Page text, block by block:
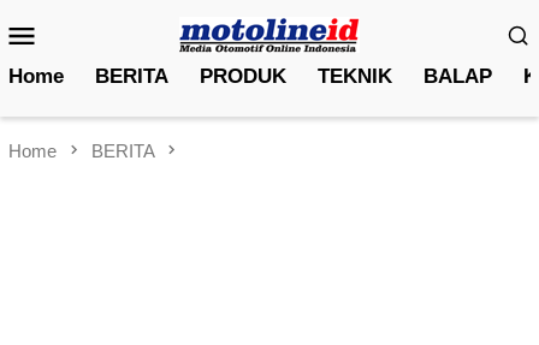
to
contentMenu
Home BERITA PRODUK TEKNIK BALAP
Home BERITA